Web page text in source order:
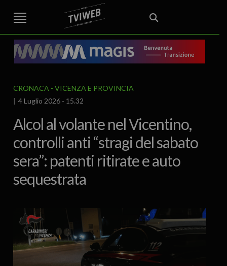
STREET TG CRONACA VENETO
VICENZA E PROVINCIA
AREA BERICA
ECONOMIA ATTUALITA’ POLITICA
EDITORIALE ITALIA E MONDO CURIOSITÀ – LIFESTYLE
CULTURA ARTE
SPORT
IL GRAFFIO FOOD & DRINK
CRONACA
VICENZA E PROVINCIA
4 Luglio 2026 - 15.32
Alcol al volante nel Vicentino,
controlli anti “stragi del sabato
sera”: patenti ritirate e auto
sequestrata